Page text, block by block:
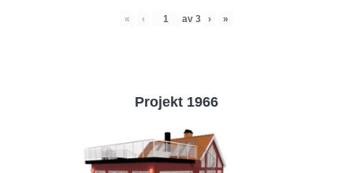
« ‹ av 3 › »
Projekt 1966